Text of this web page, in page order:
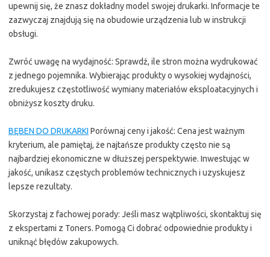
upewnij się, że znasz dokładny model swojej drukarki. Informacje te
zazwyczaj znajdują się na obudowie urządzenia lub w instrukcji
obsługi.
Zwróć uwagę na wydajność: Sprawdź, ile stron można wydrukować
z jednego pojemnika. Wybierając produkty o wysokiej wydajności,
zredukujesz częstotliwość wymiany materiałów eksploatacyjnych i
obniżysz koszty druku.
BĘBEN DO DRUKARKI Porównaj ceny i jakość: Cena jest ważnym
kryterium, ale pamiętaj, że najtańsze produkty często nie są
najbardziej ekonomiczne w dłuższej perspektywie. Inwestując w
jakość, unikasz częstych problemów technicznych i uzyskujesz
lepsze rezultaty.
Skorzystaj z fachowej porady: Jeśli masz wątpliwości, skontaktuj się
z ekspertami z Toners. Pomogą Ci dobrać odpowiednie produkty i
uniknąć błędów zakupowych.